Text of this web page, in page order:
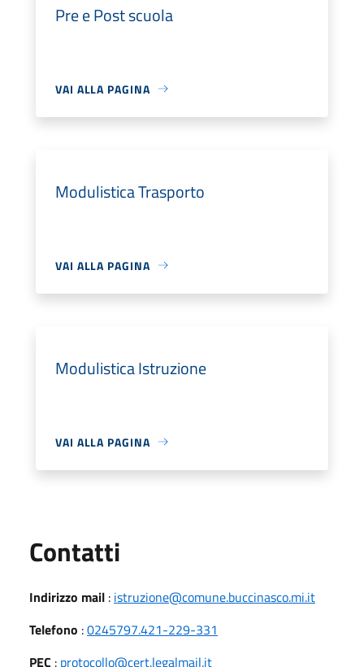
Pre e Post scuola
VAI ALLA PAGINA
Modulistica Trasporto
VAI ALLA PAGINA
Modulistica Istruzione
VAI ALLA PAGINA
Contatti
Indirizzo mail : istruzione@comune.buccinasco.mi.it
Telefono :0245797.421-229-331
PEC : protocollo@cert.legalmail.it